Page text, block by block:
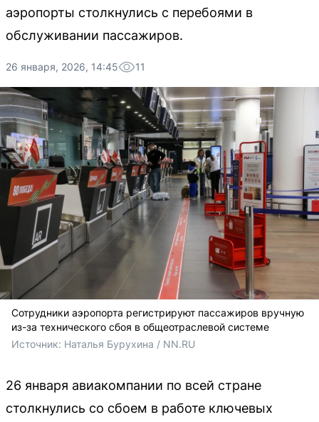
аэропорты столкнулись с перебоями в
обслуживании пассажиров.
26 января, 2026, 14:45 11
Сотрудники аэропорта регистрируют пассажиров вручную
из-за технического сбоя в общеотраслевой системе
Источник: Наталья Бурухина / NN.RU
26 января авиакомпании по всей стране
столкнулись со сбоем в работе ключевых